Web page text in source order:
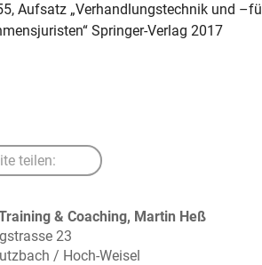
Aufsatz „Verhandlungstechnik und
Springer-Verlag 2017
teilen:
& Coaching, Martin Heß
23
/ Hoch-Weisel